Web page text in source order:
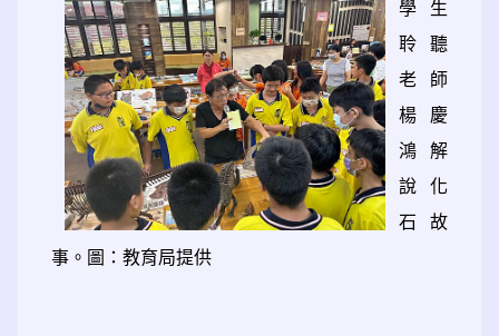
學生
聆聽
老師
楊慶
鴻解
說化
石故
事。圖：教育局提供